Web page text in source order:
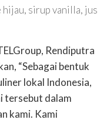
sirup vanilla, jus
Rendiputra
“Sebagai bentuk
lokal Indonesia,
tersebut dalam
kami. Kami